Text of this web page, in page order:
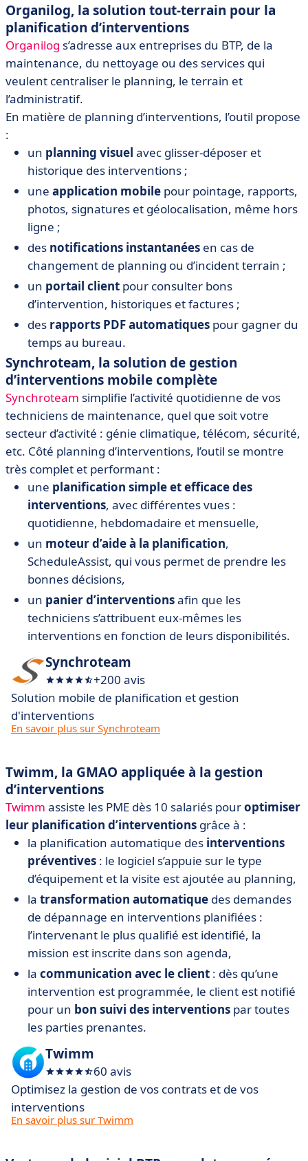
Organilog, la solution tout-terrain pour la
planification d’interventions
Organilog s’adresse aux entreprises du BTP, de la
maintenance, du nettoyage ou des services qui
veulent centraliser le planning, le terrain et
l’administratif.
En matière de planning d’interventions, l’outil propose
:
un planning visuel avec glisser-déposer et
historique des interventions ;
une application mobile pour pointage, rapports,
photos, signatures et géolocalisation, même hors
ligne ;
des notifications instantanées en cas de
changement de planning ou d’incident terrain ;
un portail client pour consulter bons
d’intervention, historiques et factures ;
des rapports PDF automatiques pour gagner du
temps au bureau.
Synchroteam, la solution de gestion
d’interventions mobile complète
Synchroteam simplifie l’activité quotidienne de vos
techniciens de maintenance, quel que soit votre
secteur d’activité : génie climatique, télécom, sécurité,
etc. Côté planning d’interventions, l’outil se montre
très complet et performant :
une planification simple et efficace des
interventions, avec différentes vues :
quotidienne, hebdomadaire et mensuelle,
un moteur d’aide à la planification,
ScheduleAssist, qui vous permet de prendre les
bonnes décisions,
un panier d’interventionsafin que les
techniciens s’attribuent eux-mêmes les
interventions en fonction de leurs disponibilités.
Synchroteam
+200 avis
Solution mobile de planification et gestion
d'interventions
En savoir plus sur Synchroteam
Twimm, la GMAO appliquée à la gestion
d’interventions
Twimm assiste les PME dès 10 salariés pouroptimiser
leur planification d’interventions grâce à :
la planification automatique des interventions
préventives : le logiciel s’appuie sur le type
d’équipement et la visite est ajoutée au planning,
la transformation automatique des demandes
de dépannage en interventions planifiées :
l’intervenant le plus qualifié est identifié, la
mission est inscrite dans son agenda,
la communication avec le client : dès qu’une
intervention est programmée, le client est notifié
pour un bon suivi des interventions par toutes
les parties prenantes.
Twimm
60 avis
Optimisez la gestion de vos contrats et de vos
interventions
En savoir plus sur Twimm